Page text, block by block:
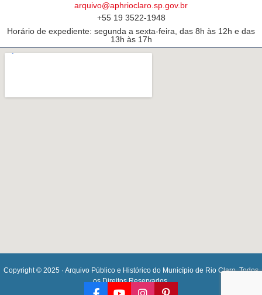
arquivo@aphrioclaro.sp.gov.br
+55 19 3522-1948
Horário de expediente: segunda a sexta-feira, das 8h às 12h e das
13h às 17h
Copyright © 2025 · Arquivo Público e Histórico do Município de Rio Claro. Todos
os Direitos Reservados.